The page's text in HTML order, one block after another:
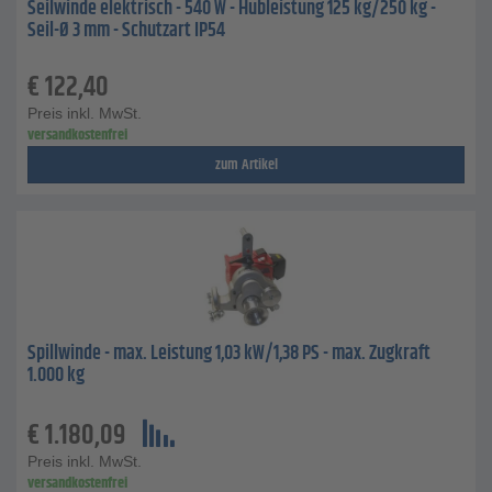
Seilwinde elektrisch - 540 W - Hubleistung 125 kg/250 kg -
Seil-Ø 3 mm - Schutzart IP54
€122,40
Preis inkl. MwSt.
versandkostenfrei
zum Artikel
Spillwinde - max. Leistung 1,03 kW/1,38 PS - max. Zugkraft
1.000 kg
€1.180,09
Preis inkl. MwSt.
versandkostenfrei